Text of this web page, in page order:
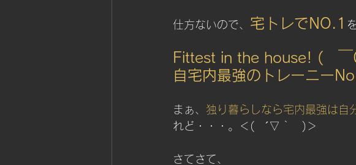
仕方ないので、 宅トレでNO.1
Fittest in the house! (　￣
自宅内最強のトレーニー
まぁ、 独り暮らしなら宅内最強は自
れど・・・。＜(　´▽｀　)＞
さてさて、